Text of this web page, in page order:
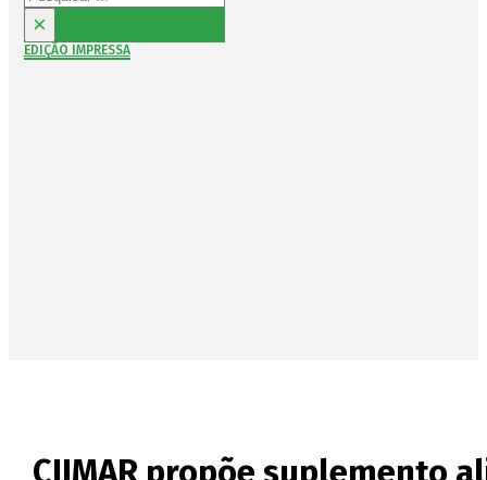
×
EDIÇÃO IMPRESSA
CIIMAR propõe suplemento